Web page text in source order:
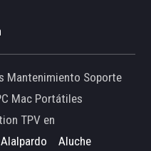
Mantenimiento Soporte
Mac Portátiles
TPV en
Alalpardo
Aluche